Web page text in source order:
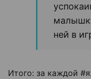
ней в
Итого: за каждой